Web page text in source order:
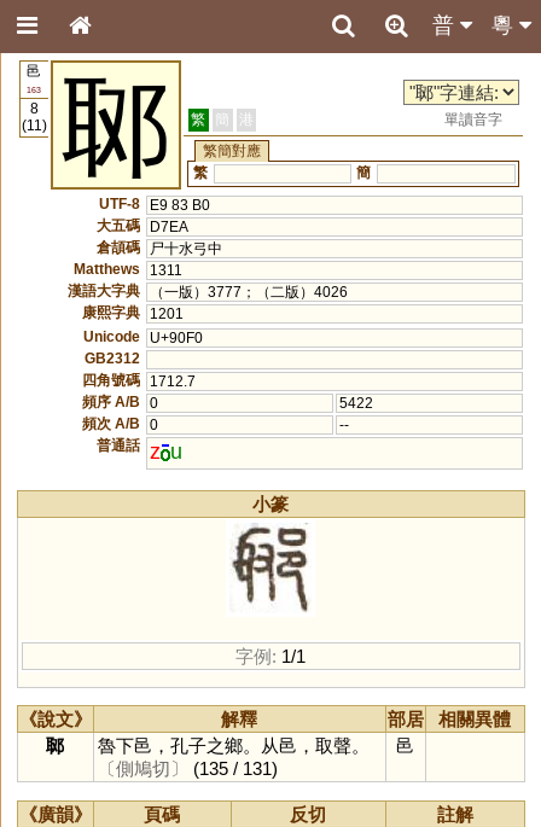
粵
普
邑
163
8
(11)
郰 繁 簡 港
單讀音字
繁簡對應
繁
簡
UTF-8
E9 83 B0
大五碼
D7EA
倉頡碼
尸十水弓中
Matthews
1311
漢語大字典
（一版）3777；（二版）4026
康熙字典
1201
Unicode
U+90F0
GB2312
四角號碼
1712.7
頻序 A/B
0
5422
頻次 A/B
0
--
普通話 z u
小篆
字例: 1/1
《說文》 解釋 部居
相關異體
郰
魯下邑，孔子之鄉。从邑，取聲。
〔側鳩切〕
(135 / 131)
邑
《廣韻》 頁碼 反切
註解